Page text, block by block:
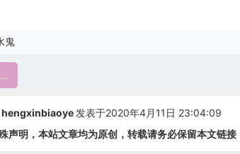
鬼
仿劳力士116610LN NAIL水鬼
hengxinbiaoye 发表于2020年4月11日 23:04:09
声明，本站文章均为原创，转载请务必保留本文链接